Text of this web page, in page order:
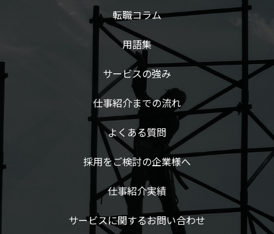
転職コラム
用語集
サービスの強み
仕事紹介までの流れ
よくある質問
採用をご検討の企業様へ
仕事紹介実績
サービスに関するお問い合わせ